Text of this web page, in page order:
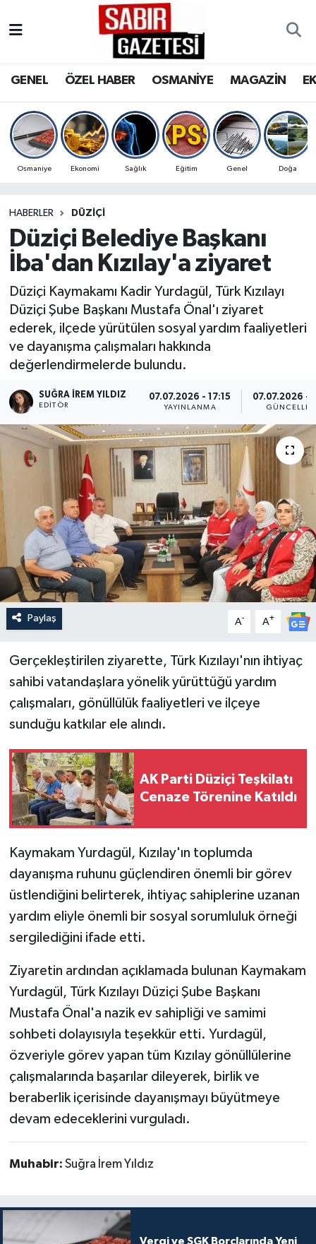
GENEL ÖZEL HABER OSMANİYE MAGAZİN
Osmaniye Ekonomi Sağlık Eğitim Genel Doğa
HABERLER DÜZIÇI
Düziçi Belediye Başkanı
İba'dan Kızılay'a ziyaret
Düziçi Kaymakamı Kadir Yurdagül, Türk Kızılayı
Düziçi Şube Başkanı Mustafa Önal'ı ziyaret
ederek, ilçede yürütülen sosyal yardım faaliyetleri
ve dayanışma çalışmaları hakkında
değerlendirmelerde bulundu.
SUĞRA İREM YILDIZ
EDITÖR
07.07.2026 - 17:15
YAYINLANMA
07.07.2026 -
Paylaş A- A+
Gerçekleştirilen ziyarette, Türk Kızılayı'nın ihtiyaç
sahibi vatandaşlara yönelik yürüttüğü yardım
çalışmaları, gönüllülük faaliyetleri ve ilçeye
sunduğu katkılar ele alındı.
AK Parti Düziçi Teşkilatı
Cenaze Törenine Katıldı
Kaymakam Yurdagül, Kızılay'ın toplumda
dayanışma ruhunu güçlendiren önemli bir görev
üstlendiğini belirterek, ihtiyaç sahiplerine uzanan
yardım eliyle önemli bir sosyal sorumluluk örneği
sergilediğini ifade etti.
Ziyaretin ardından açıklamada bulunan Kaymakam
Yurdagül, Türk Kızılayı Düziçi Şube Başkanı
Mustafa Önal'a nazik ev sahipliği ve samimi
sohbeti dolayısıyla teşekkür etti. Yurdagül,
özveriyle görev yapan tüm Kızılay gönüllülerine
çalışmalarında başarılar dileyerek, birlik ve
beraberlik içerisinde dayanışmayı büyütmeye
devam edeceklerini vurguladı.
Muhabir: Suğra İrem Yıldız
Vergi ve SGK Borçlarında Yeni
OSMANİYE
MAGAZİN
SPOR
RESMİ İLANLAR
Osmaniye Nöbetçi Eczaneler
Osmaniye Trafik Yoğunluk Haritası
Süper Lig Puan Durumu ve Fikstür
Son Dakika Haberleri
Haber Arşivi